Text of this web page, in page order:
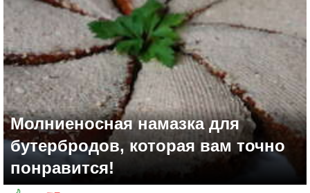
Молниеносная намазка для
бутербродов, которая вам точно
понравится!